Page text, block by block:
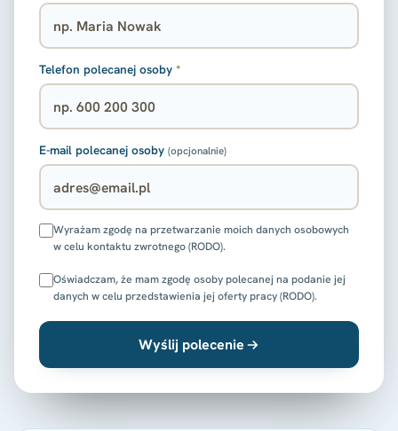
Telefon polecanej osoby *
E-mail polecanej osoby (opcjonalnie)
Wyrażam zgodę na przetwarzanie moich danych osobowych
w celu kontaktu zwrotnego (RODO).
Oświadczam, że mam zgodę osoby polecanej na podanie jej
danych w celu przedstawienia jej oferty pracy (RODO).
Wyślij polecenie